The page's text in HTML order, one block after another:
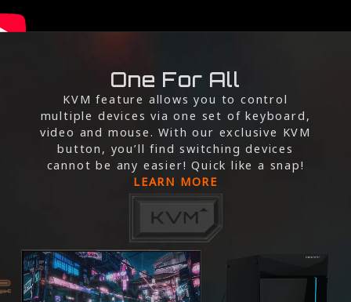
One For All
KVM feature allows you to control
multiple devices via one set of keyboard,
video and mouse. With our exclusive KVM
button, you’ll find switching devices
cannot be any easier! Quick like a snap!
LEARN MORE